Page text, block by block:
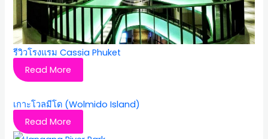
รีวิวโรงแรม Cassia Phuket
Read More
เกาะโวลมีโด (Wolmido Island)
Read More